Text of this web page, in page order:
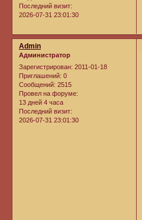
Последний визит:
2026-07-31 23:01:30
Admin
Администратор
Зарегистрирован: 2011-01-18
Приглашений: 0
Сообщений: 2515
Провел на форуме:
13 дней 4 часа
Последний визит:
2026-07-31 23:01:30